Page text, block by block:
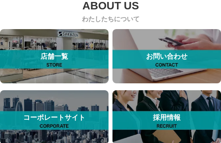
わたしたちについて
店舗一覧 お問い合わせ
コーポレートサイト 採用情報